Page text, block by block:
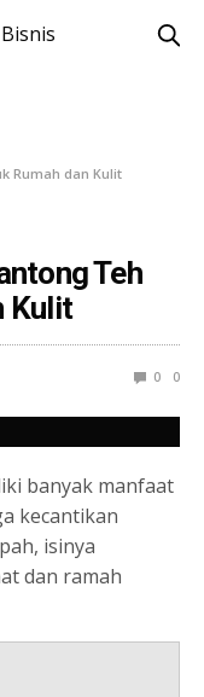
Rumah dan Kulit
Teh
Kulit
0 0
banyak manfaat
kecantikan
isinya
dan ramah